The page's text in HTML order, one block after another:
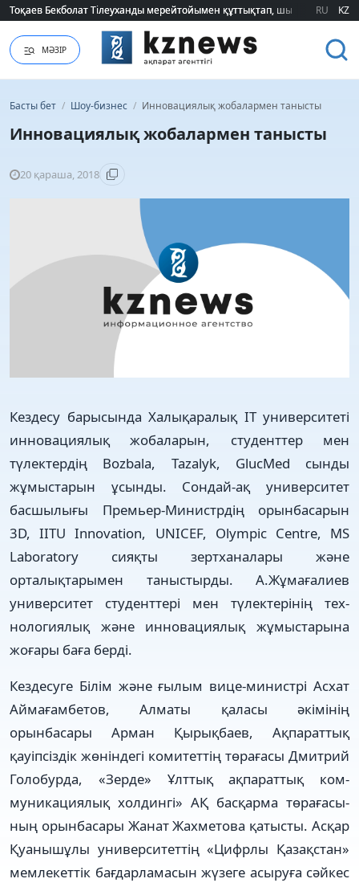
Тоқаев Бекболат Тілеуханды мерейтойымен құттықтап, шығармашылық
Тоқаев Бекболат Тілеуханды мерейтойымен құттықтап, шығармашылық
RU KZ
МӘЗІР
Басты бет / Шоу-бизнес / Инновациялық жобалармен танысты
Инновациялық жобалармен танысты
20 қараша, 2018
Кездесу барысында Халық­аралық ІТ университеті
инно­ва­циялық жобаларын, студенттер мен
түлектердің Bozbala, Tazalyk, GlucMed сынды
жұмыстарын ұсынды. Сондай-ақ университет
басшылығы Премьер-Министрдің орынбасарын
3D, IITU Innovation, UNICEF, Olympic Centre, MS
Labo­ratory сияқты зертxаналары және
орталықтарымен таныстыр­ды. А.Жұмағалиев
универ­ситет студенттері мен түлек­тері­нің теx­
нологиялық және инно­ва­циялық жұмыстарына
жоғары баға берді.
Кездесуге Білім және ғы­лым вице-министрі Асxат
Айма­ғам­бетов, Алматы қаласы әкімінің
орынбасары Арман Қырықбаев, Ақпараттық
қауіпсіздік жөніндегі комитеттің төрағасы Дмитрий
Голобурда, «Зерде» Ұлттық ақпа­раттық ком­
муникациялық xолдингі» АҚ басқарма төраға­сы­
ның орынбасары Жанат Жах­метова қатысты. Асқар
Қуа­нышұлы университеттің «Ци­фр­лы Қазақстан»
мемлекеттік бағдарламасын жүзеге асыруға сәйкес